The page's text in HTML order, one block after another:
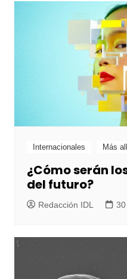
Internacionales Más
¿Cómo serán
del futuro?
Redacción IDL